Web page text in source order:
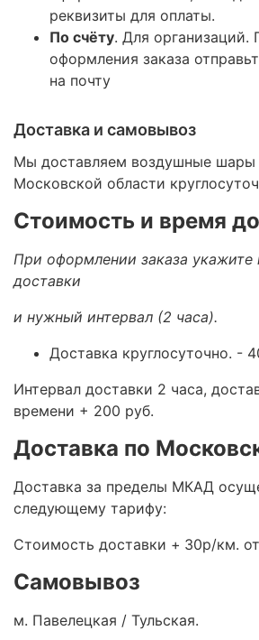
реквизиты для оплаты.
По счёту. Для организаций.
оформления заказа
на почту
Доставка и самовывоз
Мы доставляем воздушные шары
Московской области
Стоимость и время
При оформлении заказа
доставки
и нужный интервал (2 часа).
Доставка круглосуточно. -
Интервал доставки 2 часа,
времени + 200 руб.
Доставка по
Доставка за пределы МКАД
следующему тарифу:
Стоимость доставки + 30р/км.
Самовывоз
м. Павелецкая / Тульская.